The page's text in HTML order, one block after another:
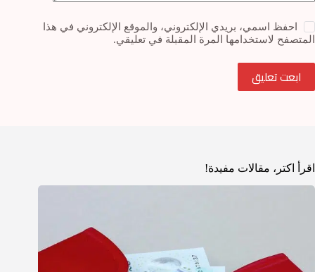
احفظ اسمي، بريدي الإلكتروني، والموقع الإلكتروني في هذا
المتصفح لاستخدامها المرة المقبلة في تعليقي.
ابعت تعليق
اقرأ اكتر، مقالات مفيدة!